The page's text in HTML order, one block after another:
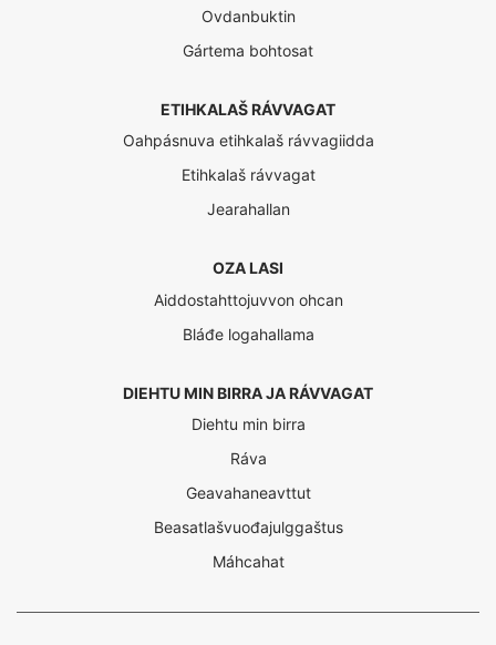
Ovdanbuktin
Gártema bohtosat
ETIHKALAŠ RÁVVAGAT
Oahpásnuva etihkalaš rávvagiidda
Etihkalaš rávvagat
Jearahallan
OZA LASI
Aiddostahttojuvvon ohcan
Bláđe logahallama
DIEHTU MIN BIRRA JA RÁVVAGAT
Diehtu min birra
Ráva
Geavahaneavttut
Beasatlašvuođajulggaštus
Máhcahat